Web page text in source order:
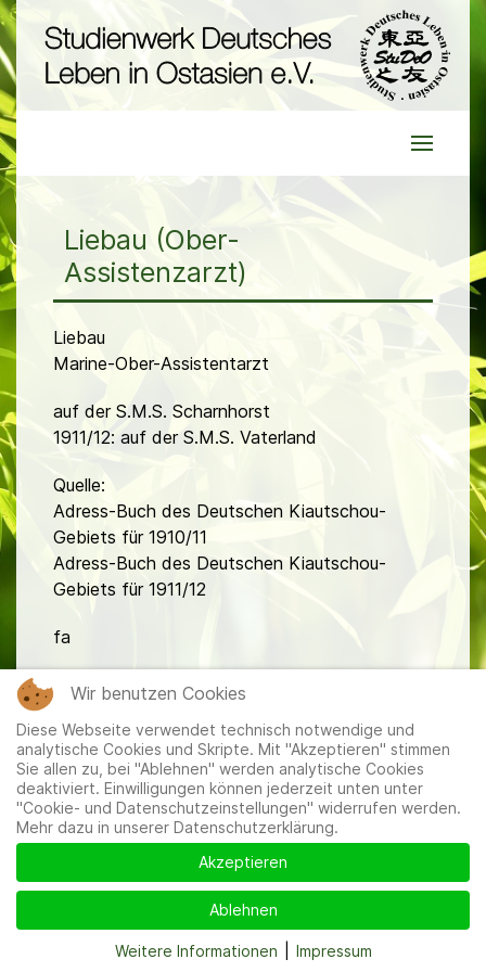
Liebau (Ober-
Assistenzarzt)
Liebau
Marine-Ober-Assistentarzt
auf der S.M.S. Scharnhorst
1911/12: auf der S.M.S. Vaterland
Quelle:
Adress-Buch des Deutschen Kiautschou-
Gebiets für 1910/11
Adress-Buch des Deutschen Kiautschou-
Gebiets für 1911/12
fa
Mitglieder|Impressum|Datenschutzerklärung|Cookie-
und Datenschutzeinstellungen
Wir benutzen Cookies
Diese Webseite verwendet technisch notwendige und
analytische Cookies und Skripte. Mit "Akzeptieren" stimmen
Sie allen zu, bei "Ablehnen" werden analytische Cookies
deaktiviert. Einwilligungen können jederzeit unten unter
"Cookie- und Datenschutzeinstellungen" widerrufen werden.
Mehr dazu in unserer Datenschutzerklärung.
Akzeptieren
Ablehnen
Weitere Informationen Impressum